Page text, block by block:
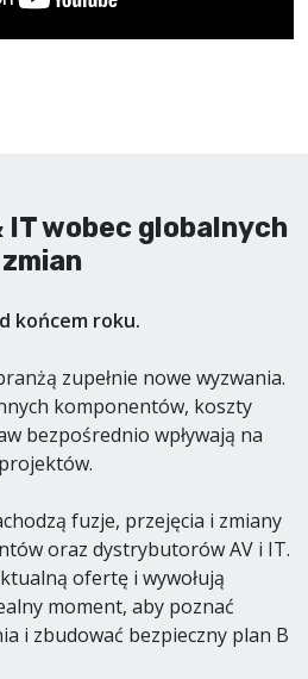
IT wobec globalnych
zmian
końcem roku.
zupełnie nowe wyzwania.
komponentów, koszty
bezpośrednio wpływają na
fuzje, przejęcia i zmiany
oraz dystrybutorów AV i IT.
ofertę i wywołują
moment, aby poznać
i zbudować bezpieczny plan B